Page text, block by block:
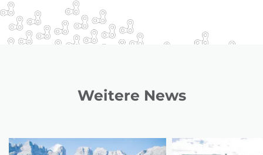
Weitere News